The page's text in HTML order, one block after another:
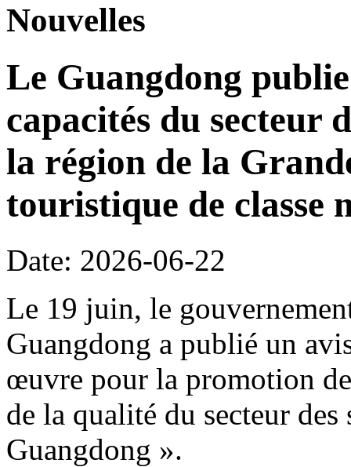
Nouvelles
Le Guangdong
capacités du secteur
la région de la
touristique de classe
Date: 2026-06-22
Le 19 juin, le
Guangdong a publié un
œuvre pour la promotion
de la qualité du secteur
Guangdong ».